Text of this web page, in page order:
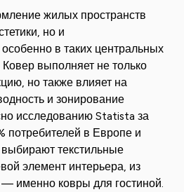
жилых пространств
но и
в таких центральных
Ковер выполняет не только
но также влияет на
и зонирование
исследованию Statista за
потребителей в Европе и
текстильные
элемент интерьера, из
именно ковры для гостиной.